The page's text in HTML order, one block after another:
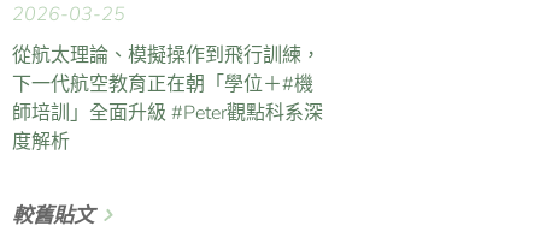
2026-03-25
從航太理論、模擬操作到飛行訓練，
下一代航空教育正在朝「學位＋#機
師培訓」全面升級 #Peter觀點科系深
度解析
較舊貼文